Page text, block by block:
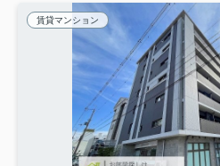
賃貸マンション